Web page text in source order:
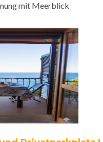
mit Meerblick